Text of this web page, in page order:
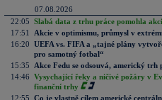
07.08.2026
22:05 Slabá data z trhu práce pomohla
17:51
Akcie v optimismu, průmysl v
16:20 UEFA vs. FIFA a „tajné plány
pro samotný fotbal“
15:35
Akce Fedu se odsouvá, americký
14:46 Vysychající řeky a ničivé požáry v
finanční trhy
12:55 Co je vlastně cílem americké